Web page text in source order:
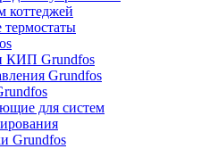
коттеджей
КИП Grundfos
Grundfos
для систем
Grundfos